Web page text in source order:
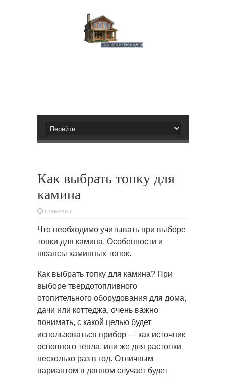
Как выбрать топку для
камина
07/08/2017
Что необходимо учитывать при выборе
топки для камина. Особенности и
нюансы каминных топок.
Как выбрать топку для камина? При
выборе твердотопливного
отопительного оборудования для дома,
дачи или коттеджа, очень важно
понимать, с какой целью будет
использоваться прибор — как источник
основного тепла, или же для растопки
несколько раз в год. Отличным
вариантом в данном случает будет